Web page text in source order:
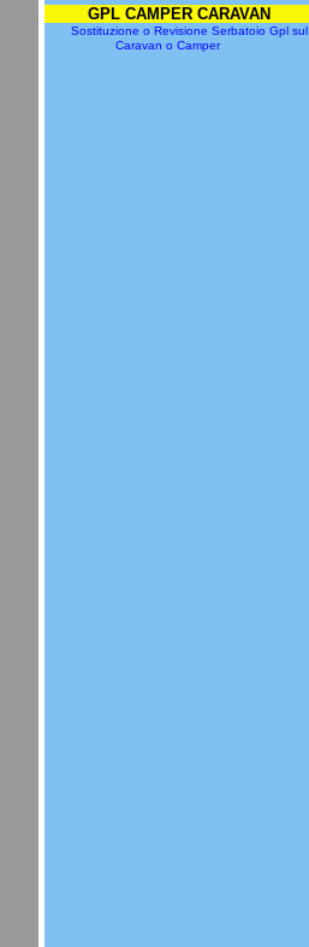
GPL CAMPER CARAVAN
Sostituzione o Revisione Serbatoio Gpl sul
Caravan o Camper